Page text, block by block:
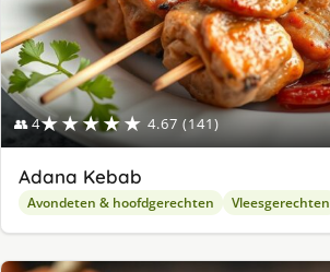
👥 4★★★★★ 4.67 (141)
Adana Kebab
Avondeten & hoofdgerechten Vleesgerechten